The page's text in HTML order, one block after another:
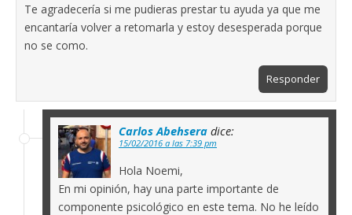
Te agradecería si me pudieras prestar tu ayuda ya que me
encantaría volver a retomarla y estoy desesperada porque
no se como.
Responder
Carlos Abehsera dice:
15/02/2016 a las 7:39 pm
Hola Noemi,
En mi opinión, hay una parte importante de
componente psicológico en este tema. No he leído